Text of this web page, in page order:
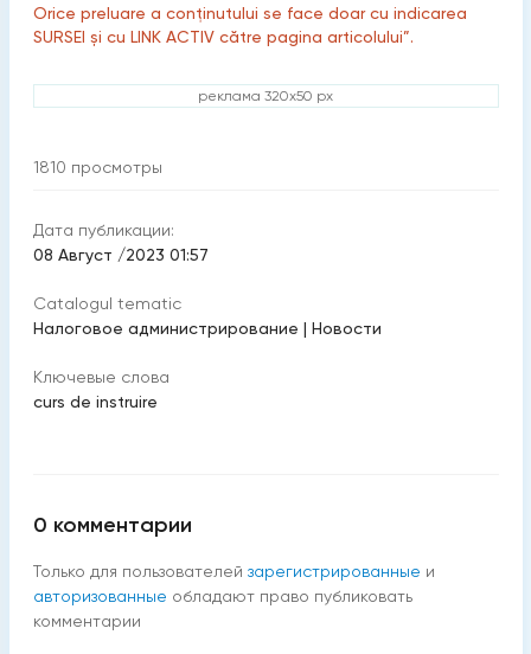
Orice preluare a conținutului se face doar cu indicarea
SURSEI și cu LINK ACTIV către pagina articolului”.
реклама 320x50 px
1810 просмотры
Дата публикации:
08 Август /2023 01:57
Catalogul tematic
Налоговое администрирование | Новости
Ключевые слова
curs de instruire
0 комментарии
Только для пользователей зарегистрированные и
авторизованные обладают право публиковать
комментарии